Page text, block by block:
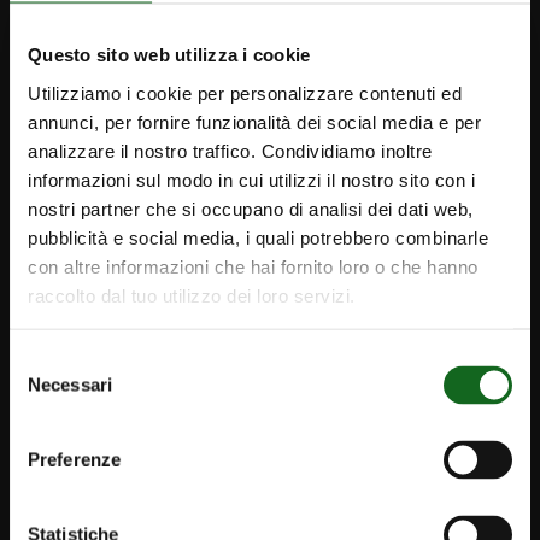
Questo sito web utilizza i cookie
Utilizziamo i cookie per personalizzare contenuti ed
annunci, per fornire funzionalità dei social media e per
analizzare il nostro traffico. Condividiamo inoltre
informazioni sul modo in cui utilizzi il nostro sito con i
nostri partner che si occupano di analisi dei dati web,
pubblicità e social media, i quali potrebbero combinarle
con altre informazioni che hai fornito loro o che hanno
raccolto dal tuo utilizzo dei loro servizi.
delNecessari
Preferenze
Statistiche
info@caprari.it
PRODUITS
Pompes et moteurs immergés
Pompes de surface
Pompes et systèmes pour eaux usées
Systèmes de commande et de monitorage
Des solutions exclusives pour le marché
SOLUTIONS
Aqueduc et gestion des eaux usées